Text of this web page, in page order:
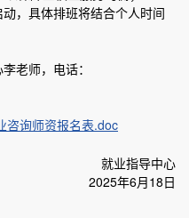
，具体排班将结合个人时间
老师，电话：
咨询师资报名表.doc
就业指导中心
2025年6月18日